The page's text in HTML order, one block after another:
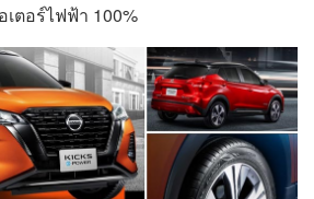
ตอร์ไฟฟ้า 100%